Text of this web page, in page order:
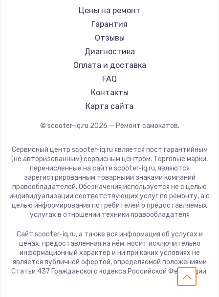
Shorner
Joyor
Minimotors
Bork
Segway
KIRIN
Цены на ремонт
Гарантия
Отзывы
Диагностика
Оплата и доставка
FAQ
Контакты
Карта сайта
© scooter-iq.ru 2026 — Ремонт самокатов.
Сервисный центр scooter-iq.ru является пост гарантийным
(не авторизованным) сервисным центром. Торговые марки,
перечисленные на сайте scooter-iq.ru, являются
зарегистрированным товарными знаками компаний
правообладателей. Обозначения используется не с целью
индивидуализации соответствующих услуг по ремонту, а с
целью информирования потребителей о предоставляемых
услугах в отношении техники правообладателя
Сайт scooter-iq.ru, а также вся информация об услугах и
ценах, предоставленная на нём, носит исключительно
информационный характер и ни при каких условиях не
является публичной офертой, определяемой положениями
Статьи 437 Гражданского кодекса Российской Федерации.